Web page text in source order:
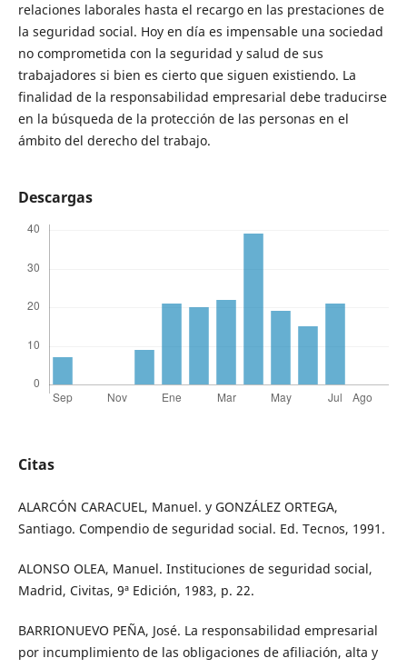
relaciones laborales hasta el recargo en las prestaciones de
la seguridad social. Hoy en día es impensable una sociedad
no comprometida con la seguridad y salud de sus
trabajadores si bien es cierto que siguen existiendo. La
finalidad de la responsabilidad empresarial debe traducirse
en la búsqueda de la protección de las personas en el
ámbito del derecho del trabajo.
Descargas
Citas
ALARCÓN CARACUEL, Manuel. y GONZÁLEZ ORTEGA,
Santiago. Compendio de seguridad social. Ed. Tecnos, 1991.
ALONSO OLEA, Manuel. Instituciones de seguridad social,
Madrid, Civitas, 9ª Edición, 1983, p. 22.
BARRIONUEVO PEÑA, José. La responsabilidad empresarial
por incumplimiento de las obligaciones de afiliación, alta y